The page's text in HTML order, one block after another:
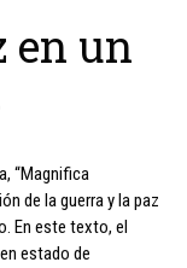
en un
“Magnifica
de la guerra y la paz
En este texto, el
estado de